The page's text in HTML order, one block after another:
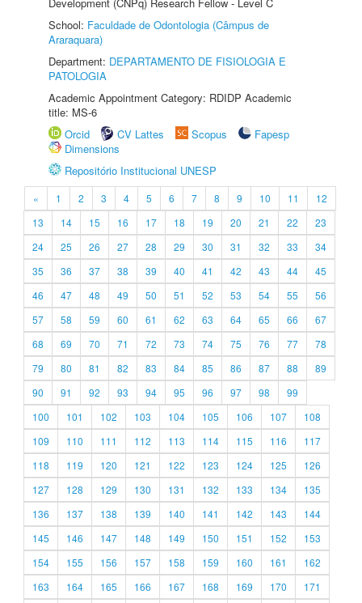
School: Faculdade de Odontologia (Câmpus de
Araraquara)
Department: DEPARTAMENTO DE FISIOLOGIA E
PATOLOGIA
Academic Appointment Category: RDIDP Academic
title: MS-6
Orcid
CV Lattes Scopus
Fapesp
Dimensions
Repositório Institucional UNESP
« 1 2 3 4 5 6 7 8 9 10 11
12
13
14 15 16 17 18 19 20 21 22
23
24
25 26 27 28 29 30 31 32 33
34
35
36 37 38 39 40 41 42 43 44
45
46
47 48 49 50 51 52 53 54 55
56
57
58 59 60 61 62 63 64 65 66
67
68
69 70 71 72 73 74 75 76 77
78
79
80 81 82 83 84 85 86 87 88
89
90
91 92 93 94 95 96 97 98
99
100
101 102 103 104 105 106 107
108
109
110 111 112 113 114 115 116
117
118
119 120 121 122 123 124 125
126
127
128 129 130 131 132 133 134
135
136
137 138 139 140 141 142 143
144
145
146 147 148 149 150 151 152
153
154
155 156 157 158 159 160 161
162
163
164 165 166 167 168 169 170
171